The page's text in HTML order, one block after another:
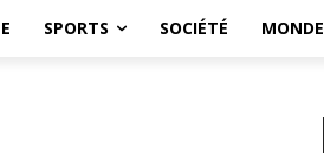
SPORTS SOCIÉTÉ MONDE